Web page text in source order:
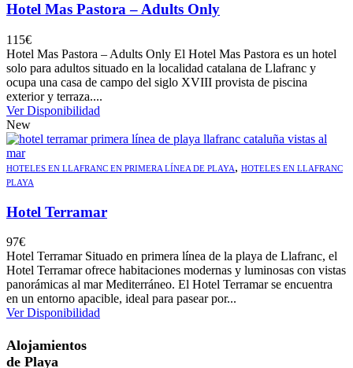
Hotel Mas Pastora – Adults Only
115€
Hotel Mas Pastora – Adults Only El Hotel Mas Pastora es un hotel
solo para adultos situado en la localidad catalana de Llafranc y
ocupa una casa de campo del siglo XVIII provista de piscina
exterior y terraza....
Ver Disponibilidad
New
HOTELES EN LLAFRANC EN PRIMERA LÍNEA DE PLAYA, HOTELES EN LLAFRANC
PLAYA
Hotel Terramar
97€
Hotel Terramar Situado en primera línea de la playa de Llafranc, el
Hotel Terramar ofrece habitaciones modernas y luminosas con vistas
panorámicas al mar Mediterráneo. El Hotel Terramar se encuentra
en un entorno apacible, ideal para pasear por...
Ver Disponibilidad
Alojamientos
de Playa